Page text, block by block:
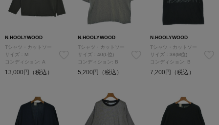
N.HOOLYWOOD
Tシャツ・カットソー
サイズ：M
コンディション: A
13,000円（税込）
N.HOOLYWOOD
Tシャツ・カットソー
サイズ：40(L位)
コンディション: B
5,200円（税込）
N.HOOLYWOOD
Tシャツ・カットソー
サイズ：38(M位)
コンディション: B
7,200円（税込）